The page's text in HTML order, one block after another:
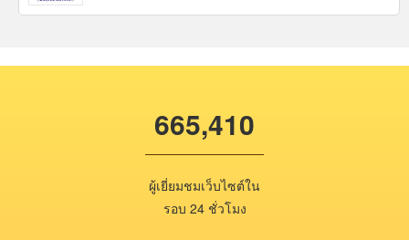
665,410
ผู้เยี่ยมชมเว็บไซต์ใน
รอบ 24 ชั่วโมง